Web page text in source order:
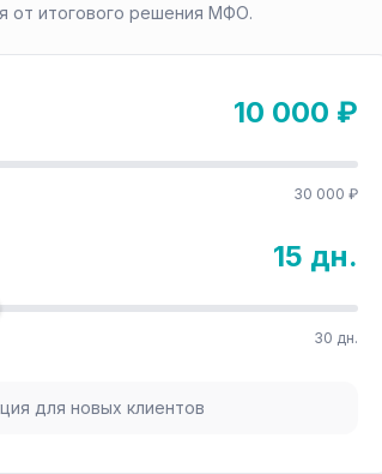
от итогового решения МФО.
10 000 ₽
30 000 ₽
15 дн.
30 дн.
для новых клиентов